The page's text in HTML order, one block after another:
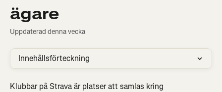
ägare
Uppdaterad denna vecka
Innehållsförteckning
Klubbar på Strava är platser att samlas kring